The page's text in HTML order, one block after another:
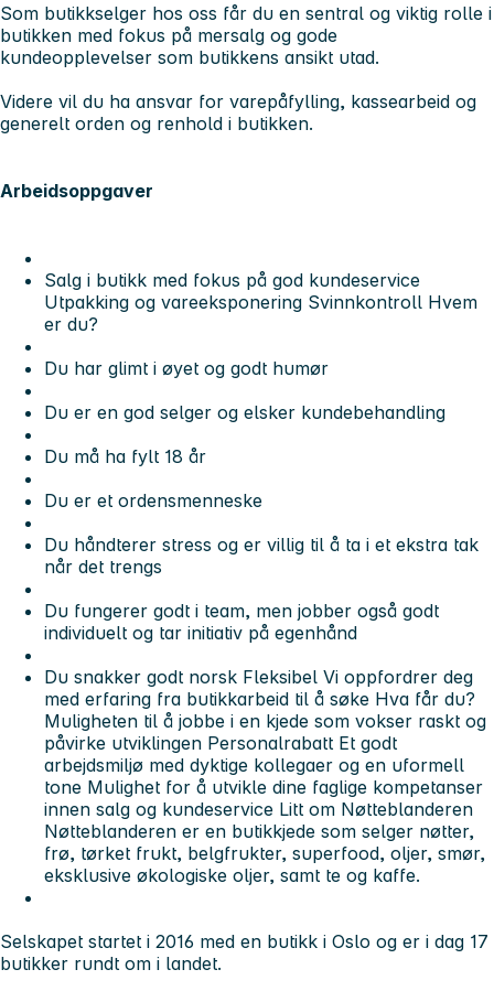
Som butikkselger hos oss får du en sentral og viktig rolle i
butikken med fokus på mersalg og gode
kundeopplevelser som butikkens ansikt utad.
Videre vil du ha ansvar for varepåfylling, kassearbeid og
generelt orden og renhold i butikken.
Arbeidsoppgaver
Salg i butikk med fokus på god kundeservice
Utpakking og vareeksponering Svinnkontroll Hvem
er du?
Du har glimt i øyet og godt humør
Du er en god selger og elsker kundebehandling
Du må ha fylt 18 år
Du er et ordensmenneske
Du håndterer stress og er villig til å ta i et ekstra tak
når det trengs
Du fungerer godt i team, men jobber også godt
individuelt og tar initiativ på egenhånd
Du snakker godt norsk Fleksibel Vi oppfordrer deg
med erfaring fra butikkarbeid til å søke Hva får du?
Muligheten til å jobbe i en kjede som vokser raskt og
påvirke utviklingen Personalrabatt Et godt
arbejdsmiljø med dyktige kollegaer og en uformell
tone Mulighet for å utvikle dine faglige kompetanser
innen salg og kundeservice Litt om Nøtteblanderen
Nøtteblanderen er en butikkjede som selger nøtter,
frø, tørket frukt, belgfrukter, superfood, oljer, smør,
eksklusive økologiske oljer, samt te og kaffe.
Selskapet startet i 2016 med en butikk i Oslo og er i dag 17
butikker rundt om i landet.